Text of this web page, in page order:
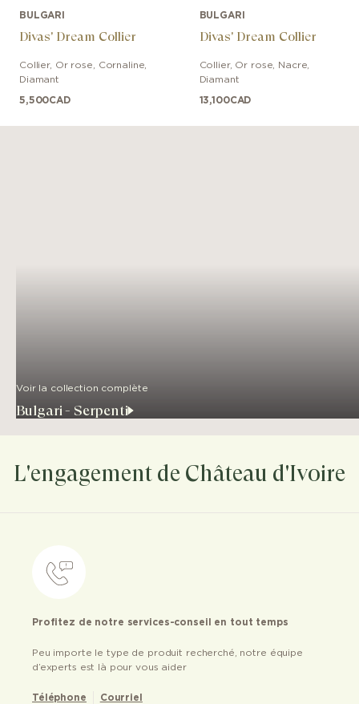
BULGARI
Divas' Dream Collier
Collier, Or rose
Cornaline,
Diamant
5,500CAD
BULGARI
Divas' Dream Collier
Collier, Or rose
Nacre,
Diamant
13,100CAD
Voir la collection complète
Bulgari - Serpenti
L'engagement de Château d'Ivoire
Profitez de notre services-conseil en tout temps
Peu importe le type de produit recherché, notre équipe
d’experts est là pour vous aider
Téléphone Courriel